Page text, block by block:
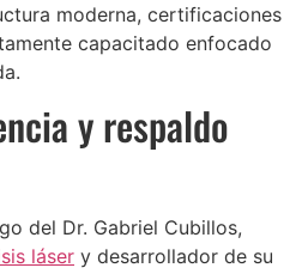
moderna, certificaciones
capacitado enfocado
y respaldo
del Dr. Gabriel Cubillos,
láser y desarrollador de su